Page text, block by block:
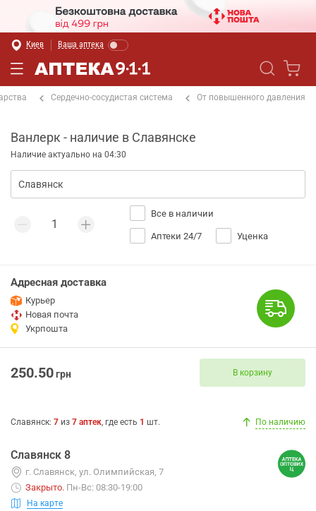
Киев Ваша аптека
Сердечно-сосудистая система От повышенного давления
Ванлерк - наличие в Славянске
Наличие актуально на 04:30
Все в наличии
Аптеки 24/7 Уценка
Адресная доставка
Курьер
Новая почта
Укрпошта
250.50грн В корзину
Славянск: 7 из 7 аптек, где есть 1 шт. По наличию
Славянск 8
г. Славянск, ул. Олимпийская, 7
Закрыто. Пн-Вс: 08:30-19:00
На карте